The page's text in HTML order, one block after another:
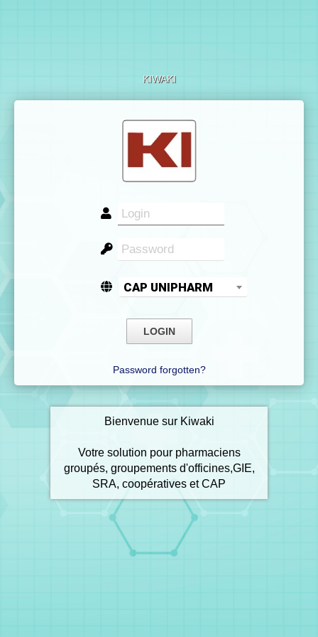
KIWAKI
CAP UNIPHARM
Password forgotten?
Bienvenue sur Kiwaki
Votre solution pour pharmaciens
groupés, groupements d'officines,GIE,
SRA, coopératives et CAP